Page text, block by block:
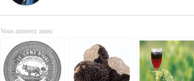
Vous aimerez aussi: